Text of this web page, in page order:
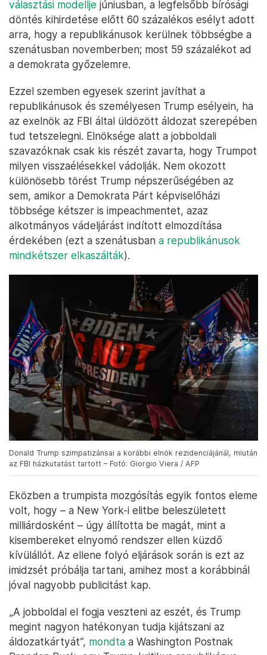
választási modellje júniusban, a legfelsőbb bírósági
döntés kihirdetése előtt 60 százalékos esélyt adott
arra, hogy a republikánusok kerülnek többségbe a
szenátusban novemberben; most 59 százalékot ad
a demokrata győzelemre.
Ezzel szemben egyesek szerint javíthat a
republikánusok és személyesen Trump esélyein, ha
az exelnök az FBI által üldözött áldozat szerepében
tud tetszelegni. Elnöksége alatt a jobboldali
szavazóknak csak kis részét zavarta, hogy Trumpot
milyen visszaélésekkel vádolják. Nem okozott
különösebb törést Trump népszerűségében az
sem, amikor a Demokrata Párt képviselőházi
többsége kétszer is impeachmentet, azaz
alkotmányos vádeljárást indított elmozdítása
érdekében (ezt a szenátusban a republikánusok
mindkétszer elkaszálták).
Donald Trump szimpatizánsai a korábbi elnök rezidenciájánál, miután
az FBI házkutatást tartott – Fotó: Giorgio Viera / AFP
Eközben a trumpista mozgósítás egyik fontos eleme
volt, hogy – a New York-i elitbe beleszületett
milliárdosként – úgy állította be magát, mint a
kisembereket elnyomó rendszer ellen küzdő
kívülállót. Az ellene folyó eljárások során is ezt az
imidzsét próbálja tartani, amihez most a korábbinál
jóval nagyobb publicitást kap.
„A jobboldal el fogja veszteni az eszét, és Trump
megint nagyon hatékonyan tudja kijátszani az
áldozatkártyát”, mondta a Washington Postnak